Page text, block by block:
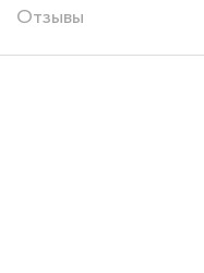
Отзывы